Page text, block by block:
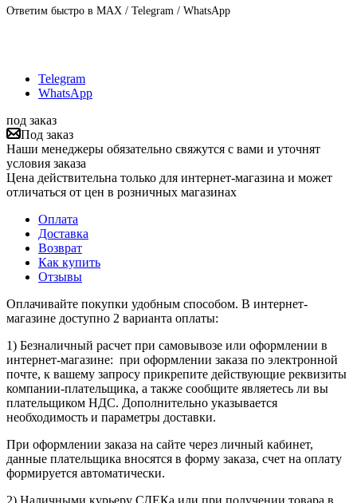
Ответим быстро в MAX / Telegram / WhatsApp
Telegram
WhatsApp
под заказ
Под заказ
Наши менеджеры обязательно свяжутся с вами и уточнят
условия заказа
Цена действительна только для интернет-магазина и может
отличаться от цен в розничных магазинах
Оплата
Доставка
Возврат
Как купить
Отзывы
Оплачивайте покупки удобным способом. В интернет-
магазине доступно 2 варианта оплаты:
1) Безналичный расчет при самовывозе или оформлении в
интернет-магазине: при оформлении заказа по электронной
почте, к вашему запросу прикрепите действующие реквизиты
компании-плательщика, а также сообщите являетесь ли вы
плательщиком НДС. Дополнительно указывается
необходимость и параметры доставки.
При оформлении заказа на сайте через личный кабинет,
данные плательщика вносятся в форму заказа, счет на оплату
формируется автоматически.
2) Наличными курьеру СДЕКа или при получении товара в